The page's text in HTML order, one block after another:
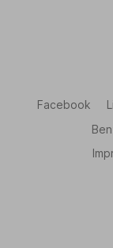
Facebook